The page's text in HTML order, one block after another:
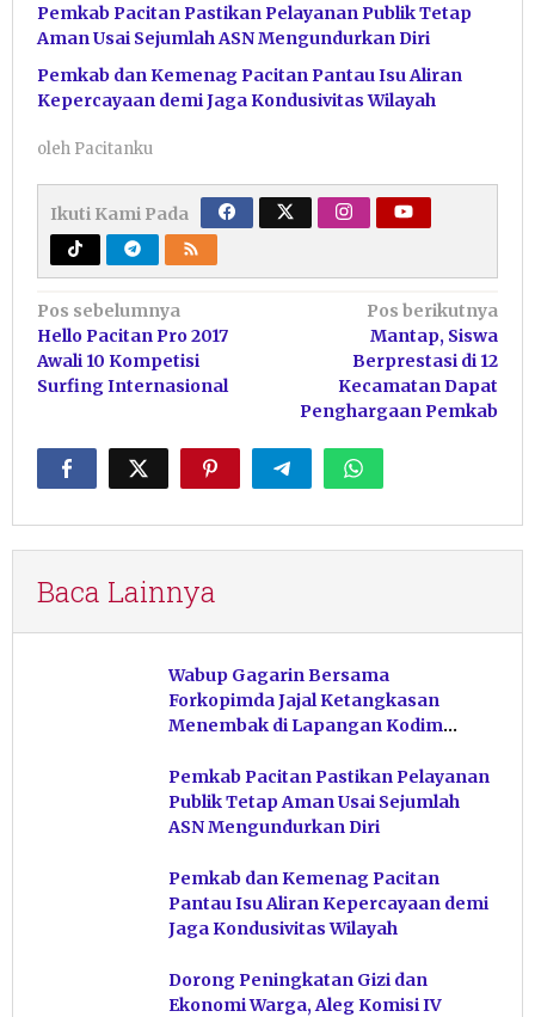
Pemkab Pacitan Pastikan Pelayanan Publik Tetap
Aman Usai Sejumlah ASN Mengundurkan Diri
Pemkab dan Kemenag Pacitan Pantau Isu Aliran
Kepercayaan demi Jaga Kondusivitas Wilayah
oleh Pacitanku
Ikuti Kami Pada
Navigasi
pos
Pos sebelumnya
Hello Pacitan Pro 2017
Awali 10 Kompetisi
Surfing Internasional
Pos berikutnya
Mantap, Siswa
Berprestasi di 12
Kecamatan Dapat
Penghargaan Pemkab
Baca Lainnya
Wabup Gagarin Bersama
Forkopimda Jajal Ketangkasan
Menembak di Lapangan Kodim
Pemkab Pacitan Pastikan Pelayanan
Publik Tetap Aman Usai Sejumlah
ASN Mengundurkan Diri
Pemkab dan Kemenag Pacitan
Pantau Isu Aliran Kepercayaan demi
Jaga Kondusivitas Wilayah
Dorong Peningkatan Gizi dan
Ekonomi Warga, Aleg Komisi IV